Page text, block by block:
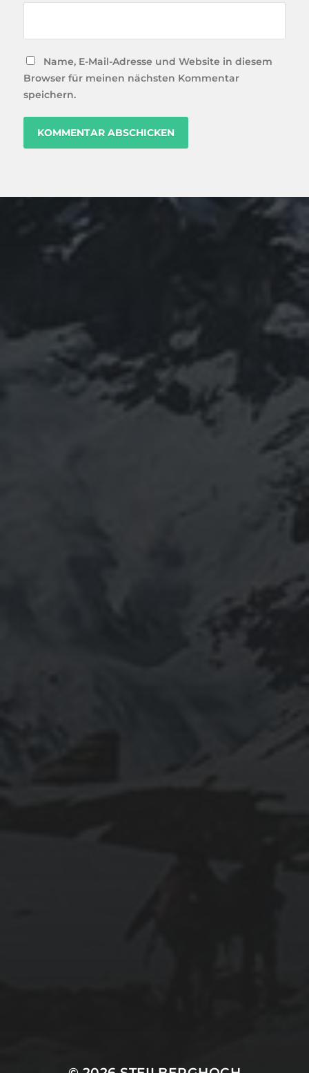
Name, E-Mail-Adresse und Website in diesem
Browser für meinen nächsten Kommentar
speichern.